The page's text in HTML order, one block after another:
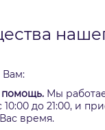
Вам:
Мы
10:00 до 21:00, и
время.